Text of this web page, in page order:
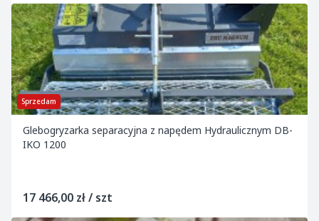
Sprzedam
Glebogryzarka separacyjna z napędem Hydraulicznym DB-
IKO 1200
17 466,00 zł / szt